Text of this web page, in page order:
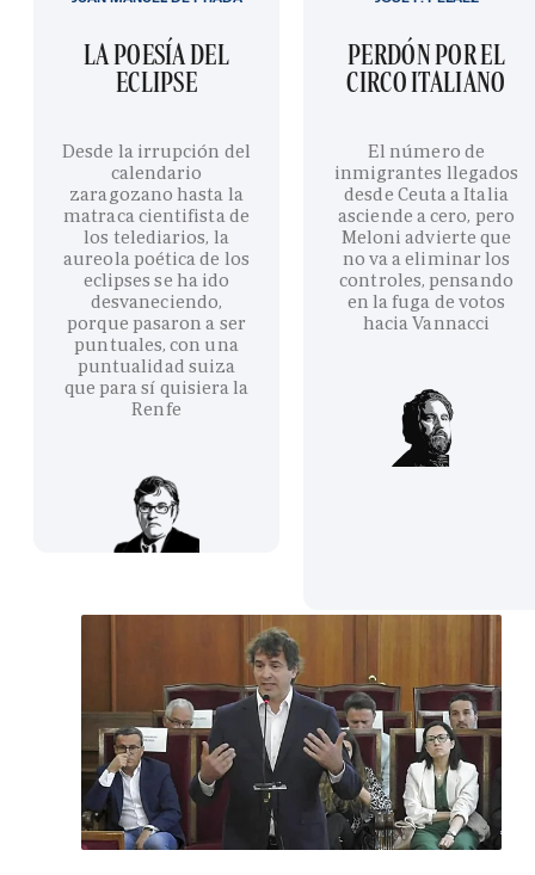
LA POESÍA DEL
ECLIPSE
Desde la irrupción del
calendario
zaragozano hasta la
matraca cientifista de
los telediarios, la
aureola poética de los
eclipses se ha ido
desvaneciendo,
porque pasaron a ser
puntuales, con una
puntualidad suiza
que para sí quisiera la
Renfe
PERDÓN POR EL
CIRCO ITALIANO
El número de
inmigrantes llegados
desde Ceuta a Italia
asciende a cero, pero
Meloni advierte que
no va a eliminar los
controles, pensando
en la fuga de votos
hacia Vannacci